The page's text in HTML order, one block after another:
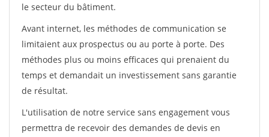
le secteur du bâtiment.
Avant internet, les méthodes de communication se
limitaient aux prospectus ou au porte à porte. Des
méthodes plus ou moins efficaces qui prenaient du
temps et demandait un investissement sans garantie
de résultat.
L'utilisation de notre service sans engagement vous
permettra de recevoir des demandes de devis en